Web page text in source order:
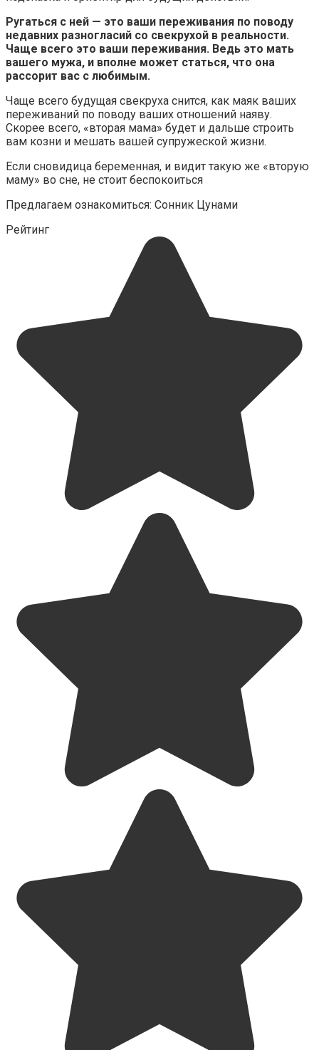
Ругаться с ней — это ваши переживания по поводу
недавних разногласий со свекрухой в реальности.
Чаще всего это ваши переживания. Ведь это мать
вашего мужа, и вполне может статься, что она
рассорит вас с любимым.
Чаще всего будущая свекруха снится, как маяк ваших
переживаний по поводу ваших отношений наяву.
Скорее всего, «вторая мама» будет и дальше строить
вам козни и мешать вашей супружеской жизни.
Если сновидица беременная, и видит такую же «вторую
маму» во сне, не стоит беспокоиться
Предлагаем ознакомиться: Сонник Цунами
Рейтинг